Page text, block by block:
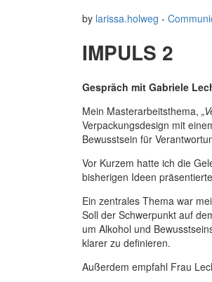
by larissa.holweg -
IMPULS 2
Gespräch mit Gabriele
Mein Masterarbeitsthema,
Verpackungsdesign mit
Bewusstsein für
Vor Kurzem hatte ich die
bisherigen Ideen
Ein zentrales Thema war
Soll der Schwerpunkt auf
um Alkohol und
klarer zu definieren.
Außerdem empfahl Frau